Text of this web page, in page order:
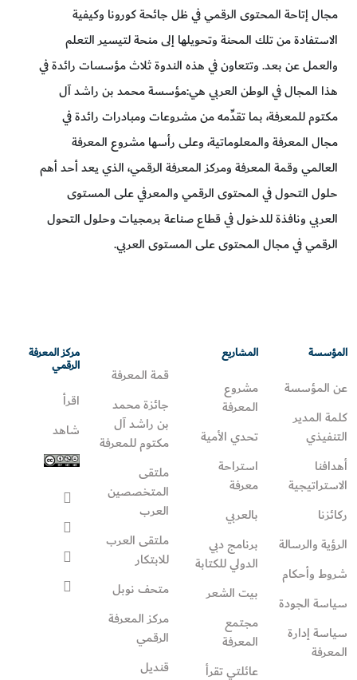
مجال إتاحة المحتوى الرقمي في ظل جائحة كورونا وكيفية
الاستفادة من تلك المحنة وتحويلها إلى منحة لتيسير التعلم
والعمل عن بعد. وتتعاون في هذه الندوة ثلاث مؤسسات رائدة في
هذا المجال في الوطن العربي هي:مؤسسة محمد بن راشد آل
مكتوم للمعرفة، بما تقدِّمه من مشروعات ومبادرات رائدة في
مجال المعرفة والمعلوماتية، وعلى رأسها مشروع المعرفة
العالمي وقمة المعرفة ومركز المعرفة الرقمي، الذي يعد أحد أهم
حلول التحول في المحتوى الرقمي والمعرفي على المستوى
العربي ونافذة للدخول في قطاع صناعة برمجيات وحلول التحول
الرقمي في مجال المحتوى على المستوى العربي.
المؤسسة
عن المؤسسة
كلمة المدير
التنفيذي
أهدافنا
الاستراتيجية
ركائزنا
الرؤية والرسالة
شروط وأحكام
سياسة الجودة
سياسة إدارة
المعرفة
المشاريع
مشروع
المعرفة
تحدي الأمية
استراحة
معرفة
بالعربي
برنامج دبي
الدولي للكتابة
بيت الشعر
مجتمع
المعرفة
عائلتي تقرأ‎
قمة المعرفة
جائزة محمد
بن راشد آل
مكتوم للمعرفة
ملتقى
المتخصصين
العرب
ملتقى العرب
للابتكار
متحف نوبل
مركز المعرفة
الرقمي
قنديل
مركز المعرفة
الرقمي
اقرأ
شاهد